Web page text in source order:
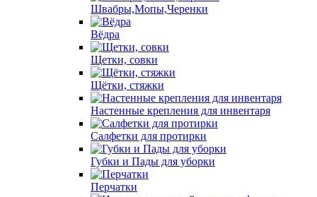
Швабры,Мопы,Черенки
Вёдра
Щетки, совки
Щётки, стяжки
Настенные крепления для инвентаря
Салфетки для протирки
Губки и Пады для уборки
Перчатки